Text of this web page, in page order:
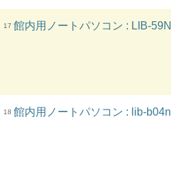
17 館内用ノートパソコン : LIB-59N
18 館内用ノートパソコン : lib-b04n